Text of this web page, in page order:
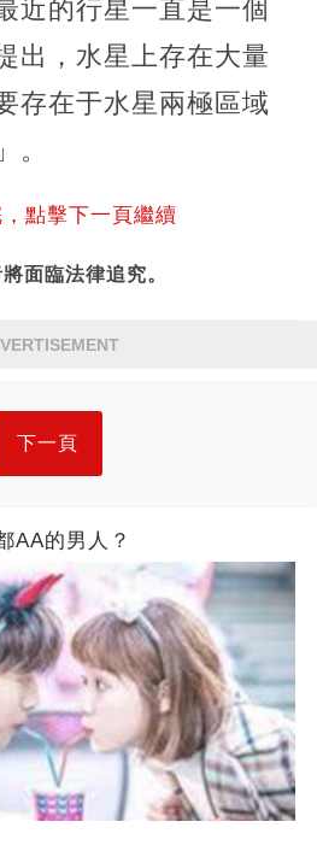
近的行星一直是一個
出，水星上存在大量
存在于水星兩極區域
。
點擊下一頁繼續
面臨法律追究。
下一頁
AA的男人？